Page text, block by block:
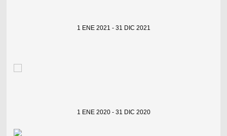
1 ENE 2021 - 31 DIC 2021
1 ENE 2020 - 31 DIC 2020